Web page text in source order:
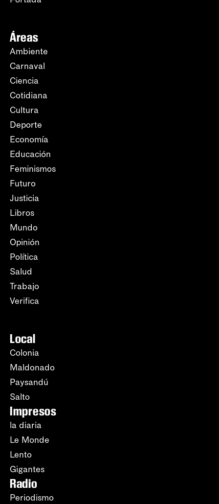
Áreas
Ambiente
Carnaval
Ciencia
Cotidiana
Cultura
Deporte
Economía
Educación
Feminismos
Futuro
Justicia
Libros
Mundo
Opinión
Política
Salud
Trabajo
Verifica
Local
Colonia
Maldonado
Paysandú
Salto
Impresos
la diaria
Le Monde
Lento
Gigantes
Radio
Periodismo